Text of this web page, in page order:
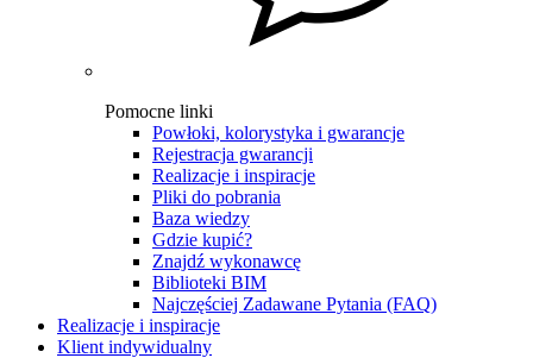
Pomocne linki
Powłoki, kolorystyka i gwarancje
Rejestracja gwarancji
Realizacje i inspiracje
Pliki do pobrania
Baza wiedzy
Gdzie kupić?
Znajdź wykonawcę
Biblioteki BIM
Najczęściej Zadawane Pytania (FAQ)
Realizacje i inspiracje
Klient indywidualny